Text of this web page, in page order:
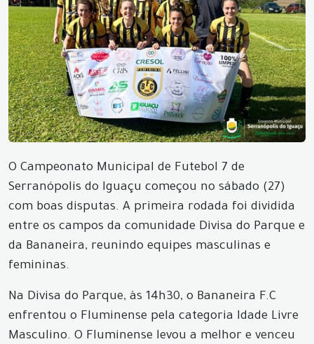
O Campeonato Municipal de Futebol 7 de
Serranópolis do Iguaçu começou no sábado (27)
com boas disputas. A primeira rodada foi dividida
entre os campos da comunidade Divisa do Parque e
da Bananeira, reunindo equipes masculinas e
femininas.
Na Divisa do Parque, às 14h30, o Bananeira F.C
enfrentou o Fluminense pela categoria Idade Livre
Masculino. O Fluminense levou a melhor e venceu